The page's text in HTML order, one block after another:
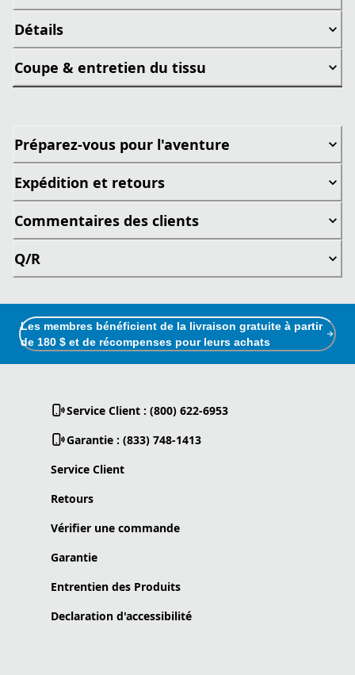
Détails
Coupe & entretien du tissu
Préparez-vous pour l'aventure
Expédition et retours
Commentaires des clients
Q/R
Les membres bénéficient de la livraison gratuite à partir
de 180 $ et de récompenses pour leurs achats
Service Client : (800) 622-6953
Garantie : (833) 748-1413
Service Client
Retours
Vérifier une commande
Garantie
Entrentien des Produits
Declaration d'accessibilité